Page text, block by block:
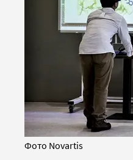
Фото Novartis